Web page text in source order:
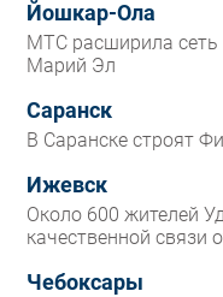
Йошкар-Ола
МТС расширила сеть
Марий Эл
Саранск
В Саранске строят
Ижевск
Около 600 жителей
качественной связи
Чебоксары